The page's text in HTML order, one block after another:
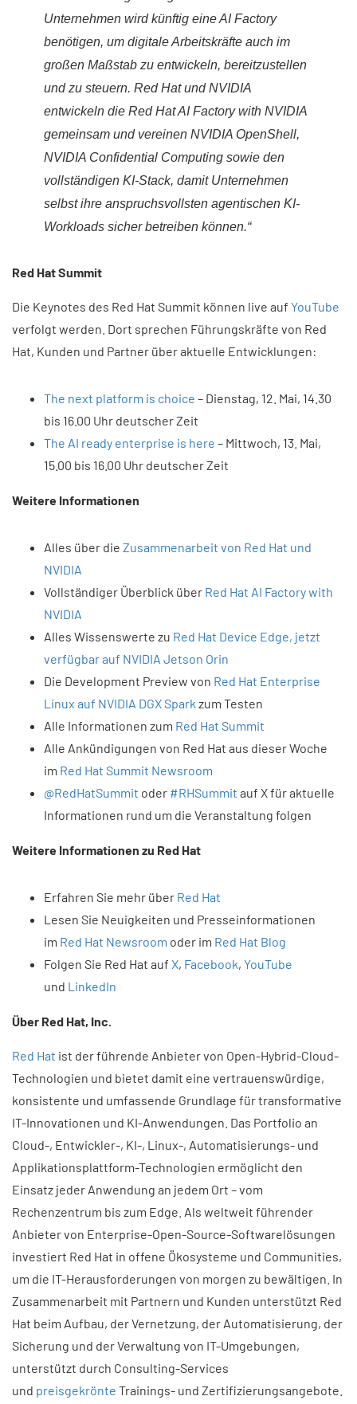
Unternehmen wird künftig eine AI Factory
benötigen, um digitale Arbeitskräfte auch im
großen Maßstab zu entwickeln, bereitzustellen
und zu steuern. Red Hat und NVIDIA
entwickeln die Red Hat AI Factory with NVIDIA
gemeinsam und vereinen NVIDIA OpenShell,
NVIDIA Confidential Computing sowie den
vollständigen KI-Stack, damit Unternehmen
selbst ihre anspruchsvollsten agentischen KI-
Workloads sicher betreiben können.“
Red Hat Summit
Die Keynotes des Red Hat Summit können live auf YouTube
verfolgt werden. Dort sprechen Führungskräfte von Red
Hat, Kunden und Partner über aktuelle Entwicklungen:
The next platform is choice – Dienstag, 12. Mai, 14.30
bis 16.00 Uhr deutscher Zeit
The AI ready enterprise is here – Mittwoch, 13. Mai,
15.00 bis 16.00 Uhr deutscher Zeit
Weitere Informationen
Alles über die Zusammenarbeit von Red Hat und
NVIDIA
Vollständiger Überblick über Red Hat AI Factory with
NVIDIA
Alles Wissenswerte zu Red Hat Device Edge, jetzt
verfügbar auf NVIDIA Jetson Orin
Die Development Preview von Red Hat Enterprise
Linux auf NVIDIA DGX Spark zum Testen
Alle Informationen zum Red Hat Summit
Alle Ankündigungen von Red Hat aus dieser Woche
im Red Hat Summit Newsroom
@RedHatSummit oder #RHSummit auf X für aktuelle
Informationen rund um die Veranstaltung folgen
Weitere Informationen zu Red Hat
Erfahren Sie mehr über Red Hat
Lesen Sie Neuigkeiten und Presseinformationen
im Red Hat Newsroom oder im Red Hat Blog
Folgen Sie Red Hat auf X, Facebook, YouTube
und LinkedIn
Über Red Hat, Inc.
Red Hat ist der führende Anbieter von Open-Hybrid-Cloud-
Technologien und bietet damit eine vertrauenswürdige,
konsistente und umfassende Grundlage für transformative
IT-Innovationen und KI-Anwendungen. Das Portfolio an
Cloud-, Entwickler-, KI-, Linux-, Automatisierungs- und
Applikationsplattform-Technologien ermöglicht den
Einsatz jeder Anwendung an jedem Ort – vom
Rechenzentrum bis zum Edge. Als weltweit führender
Anbieter von Enterprise-Open-Source-Softwarelösungen
investiert Red Hat in offene Ökosysteme und Communities,
um die IT-Herausforderungen von morgen zu bewältigen. In
Zusammenarbeit mit Partnern und Kunden unterstützt Red
Hat beim Aufbau, der Vernetzung, der Automatisierung, der
Sicherung und der Verwaltung von IT-Umgebungen,
unterstützt durch Consulting-Services
und preisgekrönte Trainings- und Zertifizierungsangebote.